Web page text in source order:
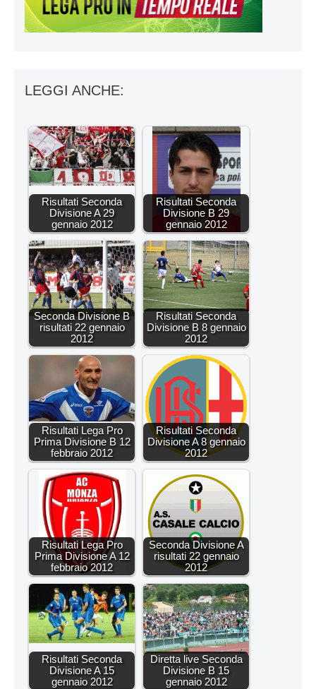
LEGGI ANCHE:
Risultati Seconda
Divisione A 29
gennaio 2012
Risultati Seconda
Divisione B 29
gennaio 2012
Seconda Divisione B
risultati 22 gennaio
2012
Risultati Seconda
Divisione B 8 gennaio
2012
Risultati Lega Pro
Prima Divisione B 12
febbraio 2012
Risultati Seconda
Divisione A 8 gennaio
2012
Risultati Lega Pro
Prima Divisione A 12
febbraio 2012
Seconda Divisione A
risultati 22 gennaio
2012
Risultati Seconda
Divisione A 15
gennaio 2012
Diretta live Seconda
Divisione B 15
gennaio 2012